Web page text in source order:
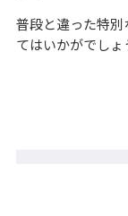
普段と違った特
てはいかがでしょ